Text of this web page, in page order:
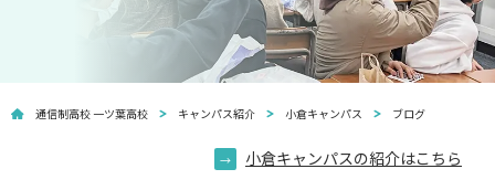
通信制高校 一ツ葉高校 キャンパス紹介 小倉キャンパス ブログ
小倉キャンパスの紹介はこちら